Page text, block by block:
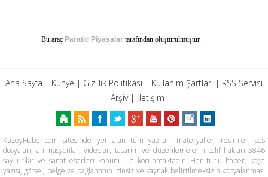
Bu araç Paratic Piyasalar tarafından oluşturulmuştur.
Ana Sayfa | Künye | Gizlilik Politikası | Kullanım Şartları | RSS Servisi
| Arşiv| İletişim
KuzeyHaber.com sitesinde yer alan tüm yazılar, materyaller, resimler, ses
dosyaları, animasyonlar, videolar, tasarım ve düzenlemelerin telif hakları 5846
sayılı fikir ve sanat eserleri kanunu ile korunmaktadır. Her türlü haber, köşe
yazısı, görsel, belge ve bağlantının izinsiz ve kaynak belirtilmeksizin kopyalanması